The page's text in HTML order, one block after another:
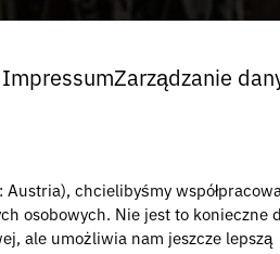
ImpressumZarządzanie
chcielibyśmy
osobowych. Nie jest to konieczne
ale umożliwia nam jeszcze lepszą